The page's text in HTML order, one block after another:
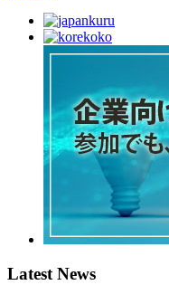
Latest News